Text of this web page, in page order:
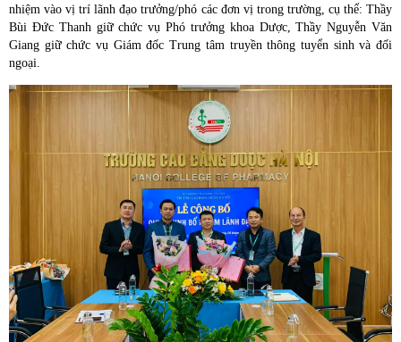
nhiệm vào vị trí lãnh đạo trưởng/phó các đơn vị trong trường, cụ thể: Thầy
Bùi Đức Thanh giữ chức vụ Phó trưởng khoa Dược, Thầy Nguyễn Văn
Giang giữ chức vụ Giám đốc Trung tâm truyền thông tuyển sinh và đối
ngoại.